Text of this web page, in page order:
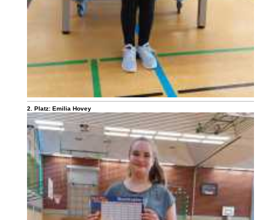
2. Platz: Emilia Hovey